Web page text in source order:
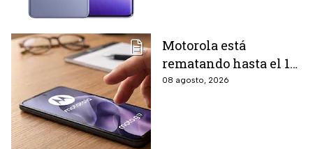
Motorola está
rematando hasta el 19
de agosto el celular
08 agosto, 2026